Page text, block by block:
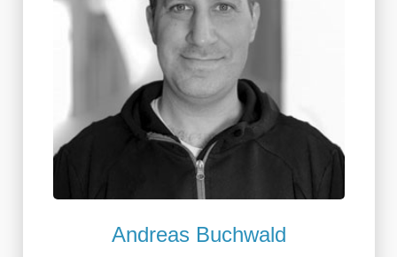
Andreas Buchwald